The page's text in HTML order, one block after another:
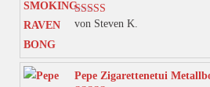
Bewertet mit
von Steven K.
Pepe Zigarettenetui